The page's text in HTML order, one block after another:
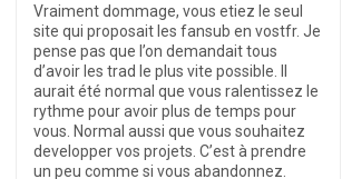
Vraiment dommage, vous etiez le seul
site qui proposait les fansub en vostfr. Je
pense pas que l’on demandait tous
d’avoir les trad le plus vite possible. Il
aurait été normal que vous ralentissez le
rythme pour avoir plus de temps pour
vous. Normal aussi que vous souhaitez
developper vos projets. C’est à prendre
un peu comme si vous abandonnez.